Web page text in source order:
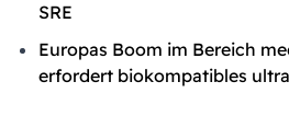
SRE
Europas Boom im Bereich
erfordert biokompatibles